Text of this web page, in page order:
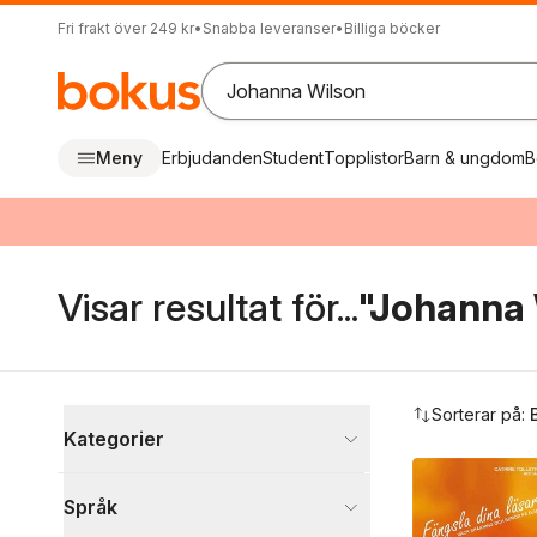
Fri frakt över 249 kr• Snabba leveranser• Billiga böcker
Meny ErbjudandenStudentTopplistorBarn & ungdom
Visar resultat för..."Johanna
Kategorier
Språk
Sorterar på: